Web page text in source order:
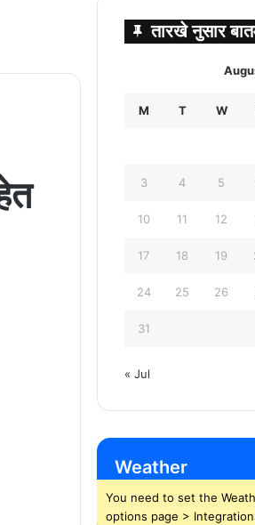
तारखे नुसार
M T W
3 4 5
10 11 12
17 18 19
24 25 26
31
« Jul
Weather
You need to set the
options page >